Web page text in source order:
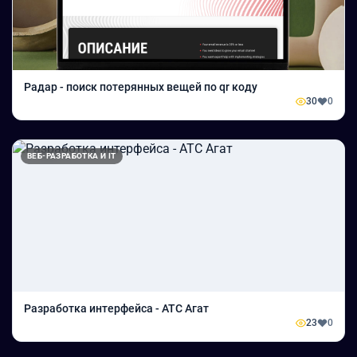
Радар - поиск потерянных вещей по qr коду
30 0
ВЕБ-РАЗРАБОТКА И IT
Разработка интерфейса - АТС Агат
23 0